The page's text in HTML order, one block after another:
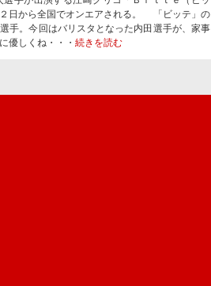
日から全国でオンエアされる。 「ビッテ」の
手。今回はバリスタとなった内田選手が、家事
優しくね・・・ 続きを読む